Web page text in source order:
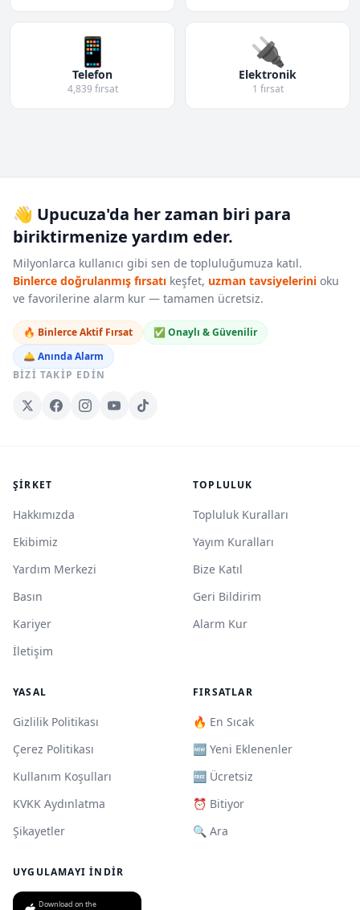
📱
Telefon
4,839 fırsat
🔌
Elektronik
1 fırsat
👋 Upucuza'da her zaman biri para
biriktirmenize yardım eder.
Milyonlarca kullanıcı gibi sen de topluluğumuza katıl.
Binlerce doğrulanmış fırsatı keşfet, uzman tavsiyelerini oku
ve favorilerine alarm kur — tamamen ücretsiz.
🔥 Binlerce Aktif Fırsat
✅ Onaylı & Güvenilir
🛎️ Anında Alarm
BIZI TAKIP EDIN
ŞIRKET
Hakkımızda
Ekibimiz
Yardım Merkezi
Basın
Kariyer
İletişim
TOPLULUK
Topluluk Kuralları
Yayım Kuralları
Bize Katıl
Geri Bildirim
Alarm Kur
YASAL
Gizlilik Politikası
Çerez Politikası
Kullanım Koşulları
KVKK Aydınlatma
Şikayetler
FIRSATLAR
🔥 En Sıcak
🆕 Yeni Eklenenler
🆓 Ücretsiz
⏰ Bitiyor
🔍 Ara
UYGULAMAYI İNDIR
Download on the